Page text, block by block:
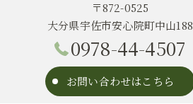
〒872-0525
大分県宇佐市安心院町中山188
0978-44-4507
お問い合わせはこちら